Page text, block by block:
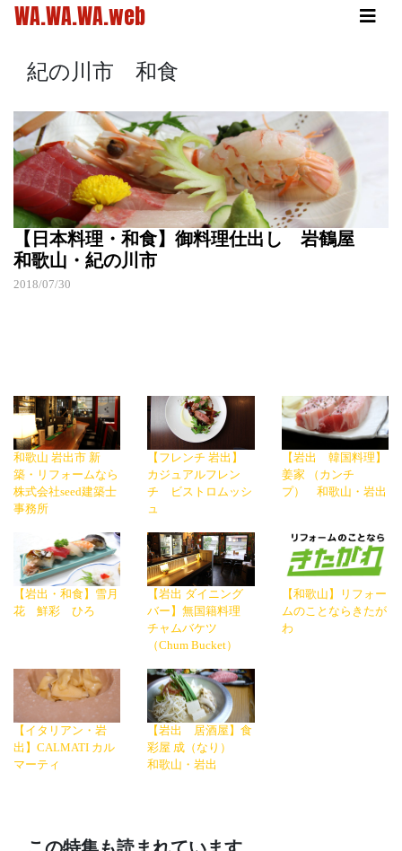
WA.WA.WA.web
紀の川市 和食
【日本料理・和食】御料理仕出し 岩鶴屋
和歌山・紀の川市
2018/07/30
和歌山 岩出市 新
築・リフォームなら
株式会社seed建築士
事務所
【フレンチ 岩出】
カジュアルフレン
チ ビストロムッシ
ュ
【岩出 韓国料理】
姜家 （カンチ
プ） 和歌山・岩出
【岩出・和食】雪月
花 鮮彩 ひろ
【岩出 ダイニング
バー】無国籍料理
チャムバケツ
（Chum Bucket）
【和歌山】リフォー
ムのことならきたが
わ
【イタリアン・岩
出】CALMATI カル
マーティ
【岩出 居酒屋】食
彩屋 成（なり）
和歌山・岩出